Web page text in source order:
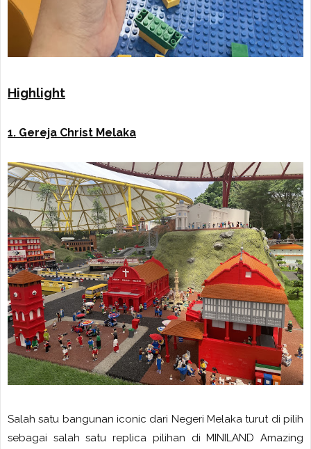
Highlight
1. Gereja Christ Melaka
Salah satu bangunan iconic dari Negeri Melaka turut di pilih
sebagai salah satu replica pilihan di MINILAND Amazing